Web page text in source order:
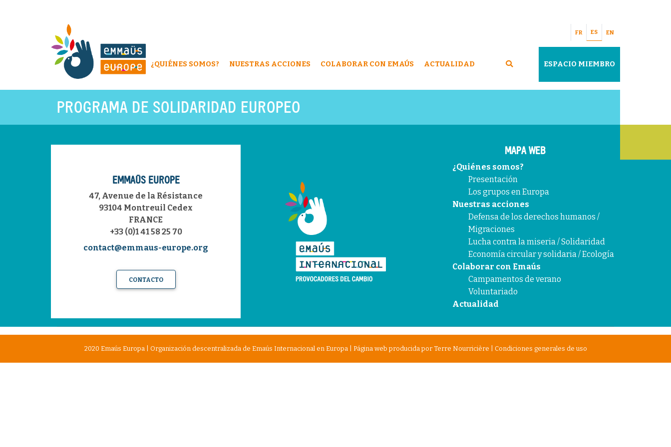
FR ES EN
¿QUIÉNES SOMOS? NUESTRAS ACCIONES COLABORAR CON EMAÚS ACTUALIDAD ESPACIO MIEMBRO
PROGRAMA DE SOLIDARIDAD EUROPEO
EMMAÜS EUROPE
47, Avenue de la Résistance
93104 Montreuil Cedex
FRANCE
+33 (0)1 41 58 25 70
contact@emmaus-europe.org
CONTACTO
MAPA WEB
¿Quiénes somos?
Presentación
Los grupos en Europa
Nuestras acciones
Defensa de los derechos humanos /
Migraciones
Lucha contra la miseria / Solidaridad
Economía circular y solidaria / Ecología
Colaborar con Emaús
Campamentos de verano
Voluntariado
Actualidad
2020 Emaús Europa | Organización descentralizada de Emaús Internacional en Europa | Página web producida por Terre Nourricière Condiciones generales de uso